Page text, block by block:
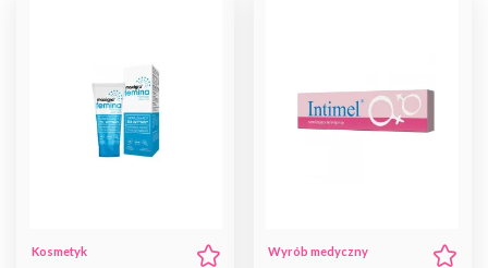
Kosmetyk Wyrób medyczny